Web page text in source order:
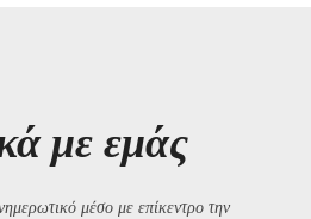
με εμάς
μέσο με επίκεντρο την